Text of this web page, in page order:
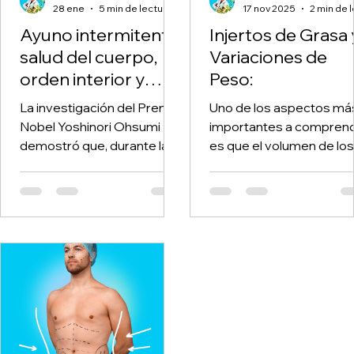
Ayuno intermitente:
salud del cuerpo,
orden interior y
mayordomía del
cuerpo delante de
Dios
La investigación del Premio
Nobel Yoshinori Ohsumi
demostró que, durante la
células activan la autofagia,
reciclaje y equilibrio interno.
El ayuno crea el contexto
fisiológico para que este
proceso ocurra, sin dañar al
organismo. El Dr. Sebastián
Puchi aplica este
conocimiento desde la
28 ene
5 min de lectura
Injertos de Grasa
Variaciones de
Peso:
Uno de los aspectos
importantes a
es que el volumen de los
depende de la
tu peso corporal:
17 nov 2025